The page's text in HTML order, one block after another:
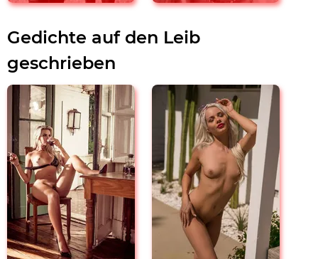
Gedichte auf den Leib
geschrieben